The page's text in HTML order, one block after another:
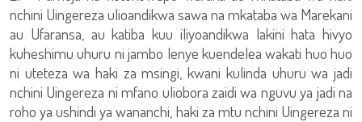
nchini Uingereza ulioandikwa sawa na mkataba wa Marekani
au Ufaransa, au katiba kuu iliyoandikwa lakini hata hivyo
kuheshimu uhuru ni jambo lenye kuendelea wakati huo huo
ni uteteza wa haki za msingi, kwani kulinda uhuru wa jadi
nchini Uingereza ni mfano uliobora zaidi wa nguvu ya jadi na
roho ya ushindi ya wananchi, haki za mtu nchini Uingereza ni